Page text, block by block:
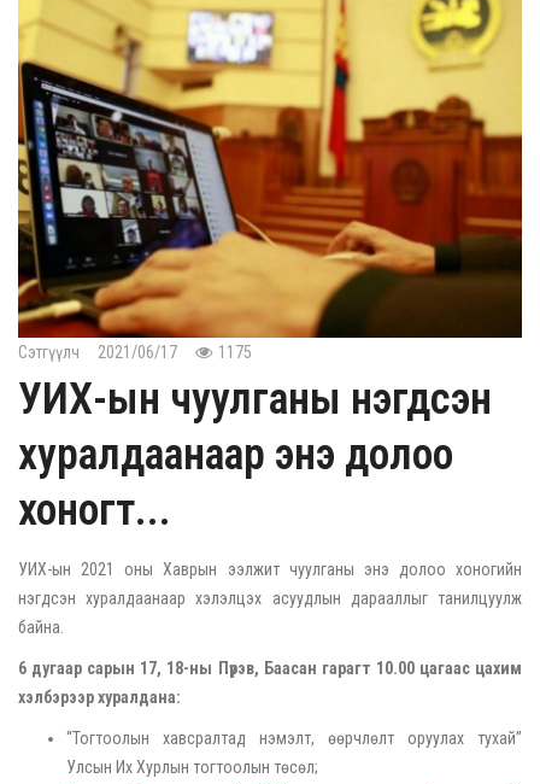
Сэтгүүлч 2021/06/17 1175
УИХ-ын чуулганы нэгдсэн
хуралдаанаар энэ долоо
хоногт...
УИХ-ын 2021 оны Хаврын ээлжит чуулганы энэ долоо хоногийн
нэгдсэн хуралдаанаар хэлэлцэх асуудлын дарааллыг танилцуулж
байна.
6 дугаар сарын 17, 18-ны Пүрэв, Баасан гарагт 10.00 цагаас цахим
хэлбэрээр хуралдана:
“Тогтоолын хавсралтад нэмэлт, өөрчлөлт оруулах тухай”
Улсын Их Хурлын тогтоолын төсөл;